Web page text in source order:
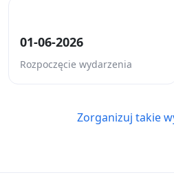
01-06-2026
Rozpoczęcie wydarzenia
Zorganizuj takie